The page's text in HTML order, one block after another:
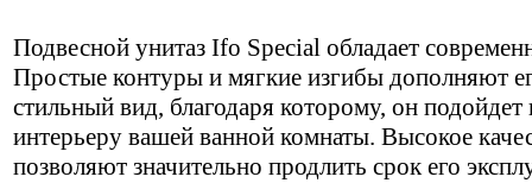
Подвесной унитаз Ifo Special обладает
Простые контуры и мягкие изгибы дополняют
стильный вид, благодаря которому, он
интерьеру вашей ванной комнаты. Высокое
позволяют значительно продлить срок его